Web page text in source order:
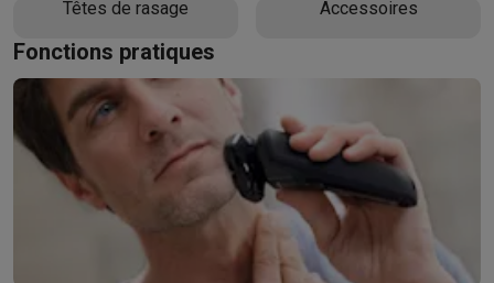
Barbecues électriques
Boissons froidesMachines à jus
Ustensiles de cuisinePoêlesCasseroles Balances de cuisine
DessertsGaufriers Sorbetières
Smart garden
Potagers d'intérieurPlantes aromatiques
Ménage & airco
AspirerAspirateurs Aspirateurs robotsAspirateurs balai
Robots d'entretien
Aspirateurs robotsAspirateurs robots laveur
Nettoyeurs de sols Nettoyeurs à vapeur
Nettoyeurs
Centrales vapeur Fers à repasser
Défroisseurs
Têtes de rasage Accessoires
Fonctions pratiques